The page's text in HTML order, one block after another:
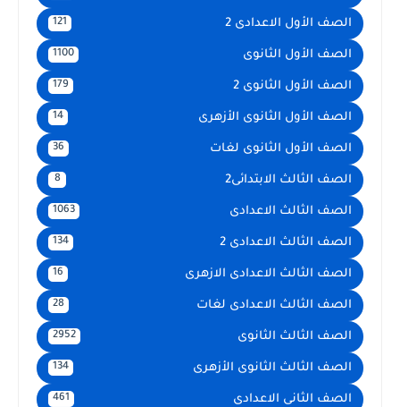
الصف الأول الاعدادى 2 121
الصف الأول الثانوى 1100
الصف الأول الثانوى 2 179
الصف الأول الثانوى الأزهرى 14
الصف الأول الثانوى لغات 36
الصف الثالث الابتدائى2 8
الصف الثالث الاعدادى 1063
الصف الثالث الاعدادى 2 134
الصف الثالث الاعدادى الازهرى 16
الصف الثالث الاعدادى لغات 28
الصف الثالث الثانوى 2952
الصف الثالث الثانوى الأزهرى 134
الصف الثانى الاعدادى 461